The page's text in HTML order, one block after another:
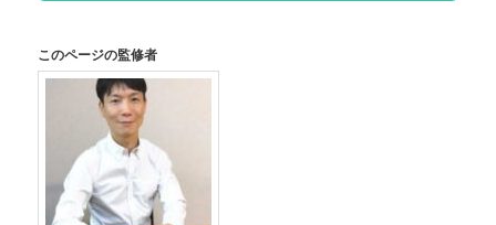
このページの監修者